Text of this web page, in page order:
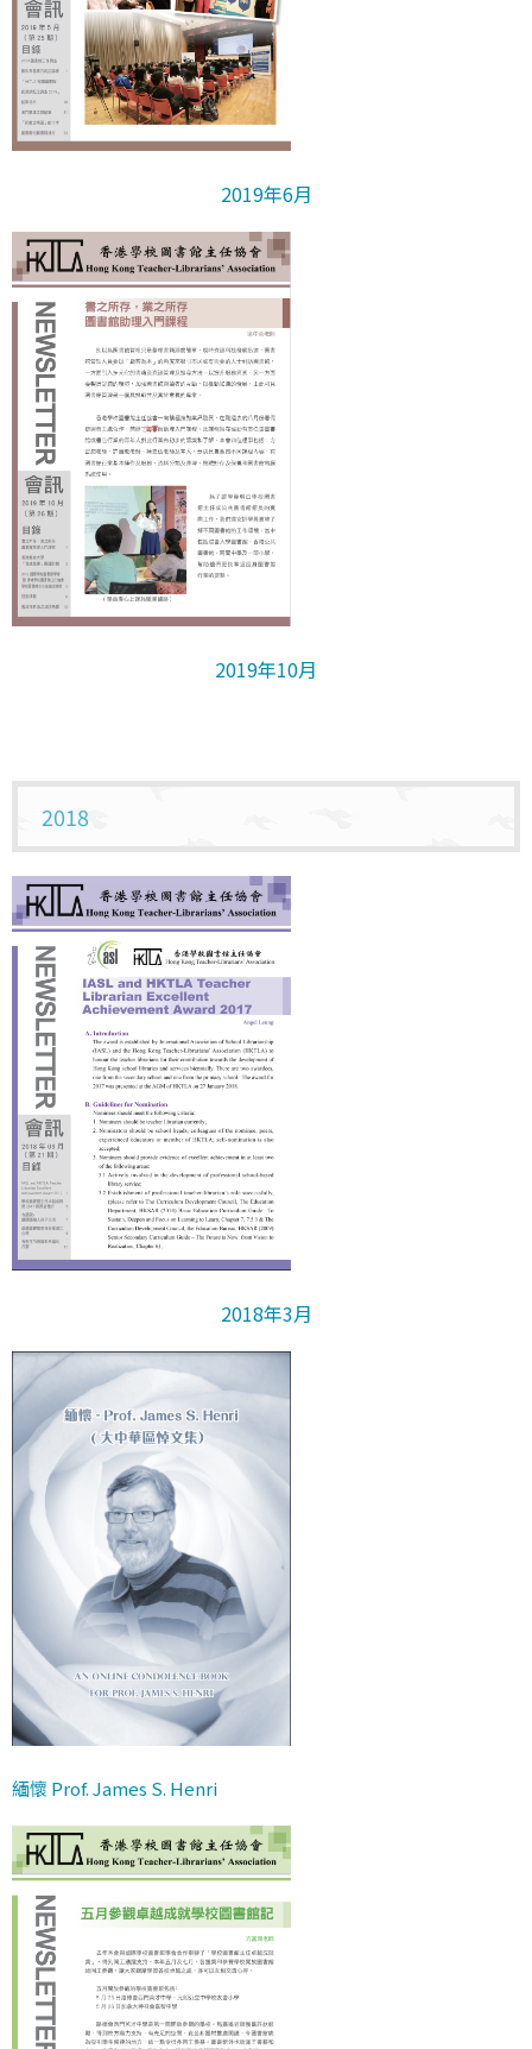
2019年6月
2019年10月
2018
2018年3月
緬懷 Prof. James S. Henri